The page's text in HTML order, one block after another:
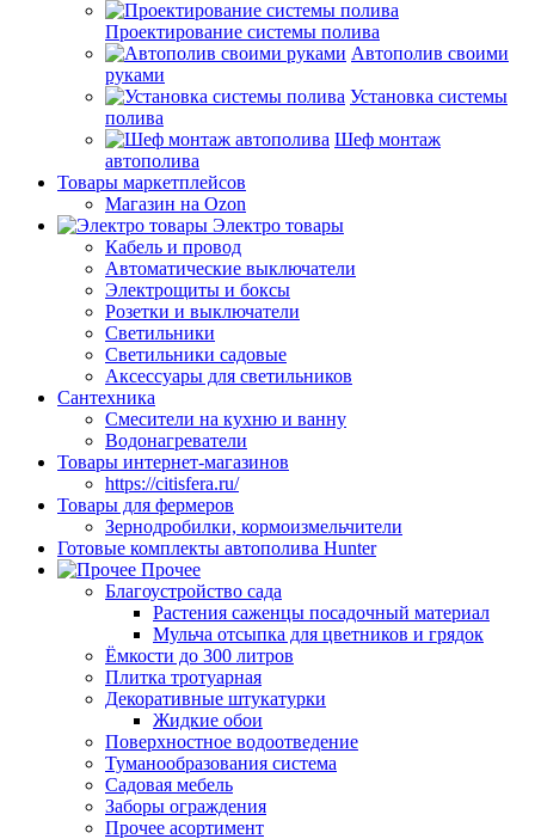
Проектирование системы полива
Автополив своими
руками
Установка системы
полива
Шеф монтаж
автополива
Товары маркетплейсов
Магазин на Ozon
Электро товары
Кабель и провод
Автоматические выключатели
Электрощиты и боксы
Розетки и выключатели
Светильники
Светильники садовые
Аксессуары для светильников
Сантехника
Смесители на кухню и ванну
Водонагреватели
Товары интернет-магазинов
https://citisfera.ru/
Товары для фермеров
Зернодробилки, кормоизмельчители
Готовые комплекты автополива Hunter
Прочее
Благоустройство сада
Растения саженцы посадочный материал
Мульча отсыпка для цветников и грядок
Ёмкости до 300 литров
Плитка тротуарная
Декоративные штукатурки
Жидкие обои
Поверхностное водоотведение
Туманообразования система
Садовая мебель
Заборы ограждения
Прочее асортимент